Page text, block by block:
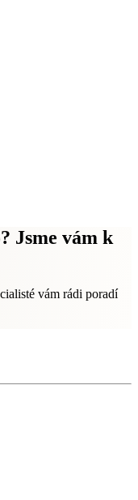
Jsme vám k
vám rádi poradí